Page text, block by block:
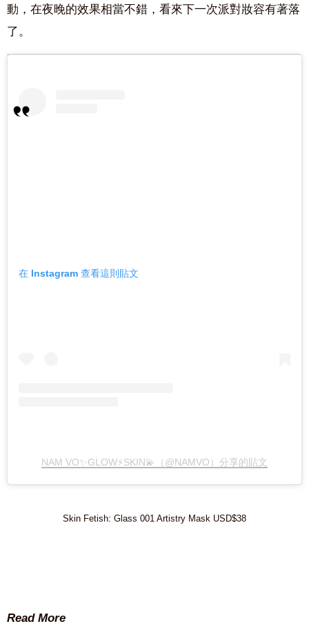
動，在夜晚的效果相當不錯，看來下一次派對妝容有著落
了。
在 Instagram 查看這則貼文
NAM VO✨GLOW⚡️SKIN💫（@NAMVO）分享的貼文
Skin Fetish: Glass 001 Artistry Mask USD$38
Read More